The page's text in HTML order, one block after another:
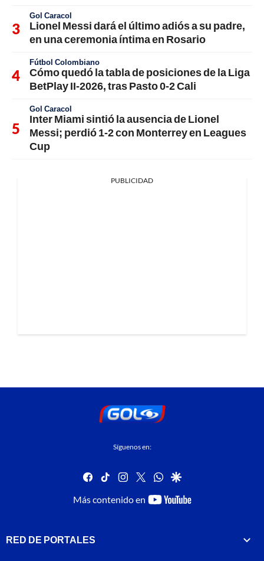
Gol Caracol
Lionel Messi dará el último adiós a su padre,
en una ceremonia íntima en Rosario
Fútbol Colombiano
Cómo quedó la tabla de posiciones de la Liga
BetPlay II-2026, tras Pasto 0-2 Cali
Gol Caracol
Inter Miami sintió la ausencia de Lionel
Messi; perdió 1-2 con Monterrey en Leagues
Cup
PUBLICIDAD
Síguenos en:
facebook
tiktok instagram
twitterwhatsapp
google
Más contenido en
youtube-
RED DE PORTALES